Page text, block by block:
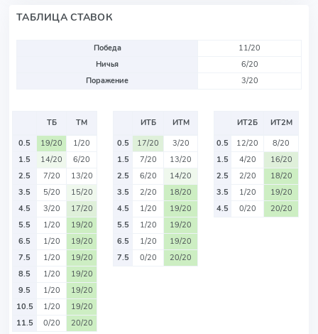
ТАБЛИЦА СТАВОК
Победа
11/20
Ничья
6/20
Поражение
3/20
ТБ
ТМ
0.5
19/20
1/20
1.5
14/20
6/20
2.5
7/20
13/20
3.5
5/20
15/20
4.5
3/20
17/20
5.5
1/20
19/20
6.5
1/20
19/20
7.5
1/20
19/20
8.5
1/20
19/20
9.5
1/20
19/20
10.5
1/20
19/20
11.5
0/20 20/20
ИТБ
ИТМ
0.5
17/20
3/20
1.5
7/20
13/20
2.5
6/20
14/20
3.5
2/20
18/20
4.5
1/20
19/20
5.5
1/20
19/20
6.5
1/20
19/20
7.5
0/20 20/20
ИТ2Б
ИТ2М
0.5
12/20
8/20
1.5
4/20
16/20
2.5
2/20
18/20
3.5
1/20
19/20
4.5
0/20 20/20